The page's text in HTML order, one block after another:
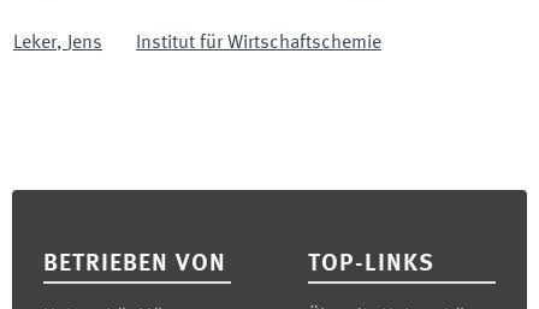
Leker, Jens Institut für Wirtschaftschemie
BETRIEBEN VON TOP-LINKS